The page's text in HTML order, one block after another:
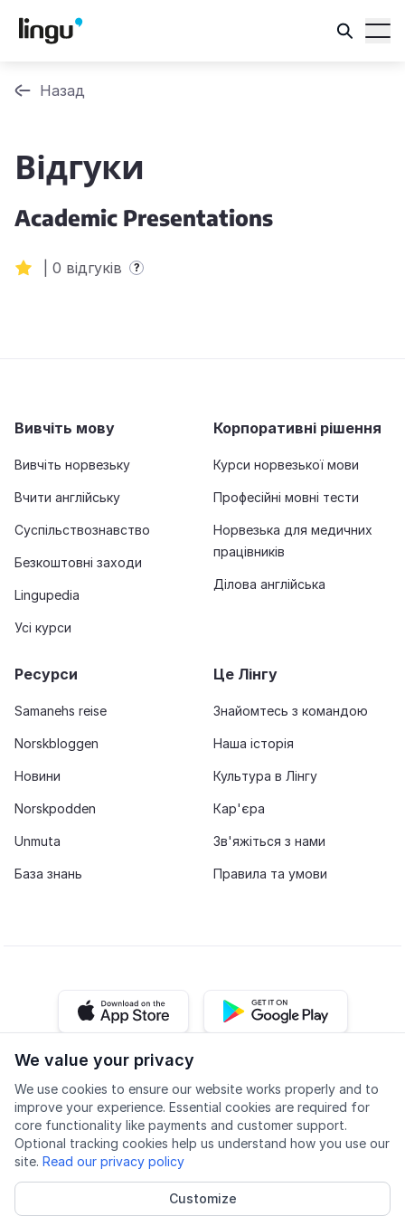
Назад
Відгуки
Academic Presentations
0 відгуків ?
We value your privacy
We use cookies to ensure our website works properly and to
improve your experience. Essential cookies are required for
core functionality like payments and customer support.
Optional tracking cookies help us understand how you use our
site. Read our privacy policy
Customize
Вивчіть мову
Вивчіть норвезьку
Вчити англійську
Суспільствознавство
Безкоштовні заходи
Lingupedia
Усі курси
Корпоративні рішення
Курси норвезької мови
Професійні мовні тести
Норвезька для медичних
працівників
Ділова англійська
Ресурси
Samanehs reise
Norskbloggen
Новини
Norskpodden
Unmuta
База знань
Це Лінгу
Знайомтесь з командою
Наша історія
Культура в Лінгу
Кар'єра
Зв'яжіться з нами
Правила та умови
iOS app Android app
FacebookInstagramYoutubeLinkedIn
Cookie settings